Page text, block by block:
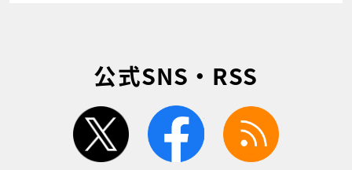
公式SNS・RSS
twitter facebook